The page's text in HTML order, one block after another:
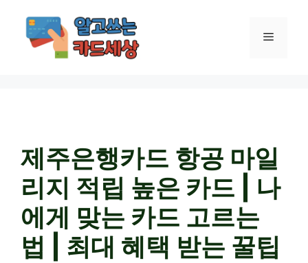
메
제주은행카드 항공 마일
리지 적립 높은 카드 | 나
에게 맞는 카드 고르는
법 | 최대 혜택 받는 꿀팁